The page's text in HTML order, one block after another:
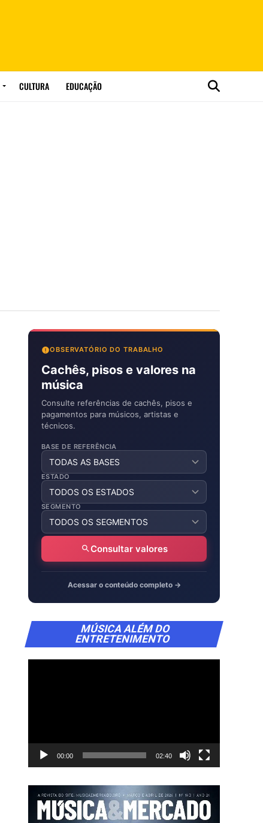
CULTURA EDUCAÇÃO
OBSERVATÓRIO DO TRABALHO
Cachês, pisos e valores na
música
Consulte referências de cachês, pisos e
pagamentos para músicos, artistas e
técnicos.
BASE DE REFERÊNCIA
ESTADO
SEGMENTO
Consultar valores
Acessar o conteúdo completo →
MÚSICA ALÉM DO
ENTRETENIMENTO
Tocador
de
00:00 02:40